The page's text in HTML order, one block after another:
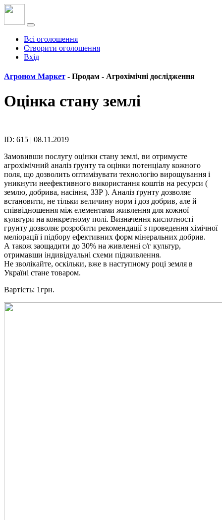
Всі оголошення
Створити оголошення
Вхід
Агроном Маркет - Продам - Агрохімічні дослідження
Оцінка стану землі
ID: 615 | 08.11.2019
Замовивши послугу оцінки стану землі, ви отримуєте
агрохімічний аналіз ґрунту та оцінки потенціалу кожного
поля, що дозволить оптимізувати технологію вирощування і
уникнути неефективного використання коштів на ресурси (
землю, добрива, насіння, ЗЗР ). Аналіз ґрунту дозволяє
встановити, не тільки величину норм і доз добрив, але й
співвідношення між елементами живлення для кожної
культури на конкретному полі. Визначення кислотності
грунту дозволяє розробити рекомендації з проведення хімічної
меліорації і підбору ефективних форм мінеральних добрив.
А також заощадити до 30% на живленні с/г культур,
отримавши індивідуальні схеми підживлення.
Не зволікайте, оскільки, вже в наступному році земля в
Україні стане товаром.
Вартість: 1грн.